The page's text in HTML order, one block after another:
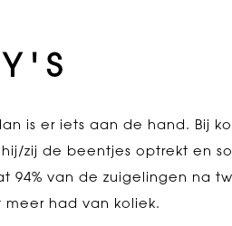
is er iets aan de hand. Bij
zij de beentjes optrekt en
94% van de zuigelingen na
had van koliek.